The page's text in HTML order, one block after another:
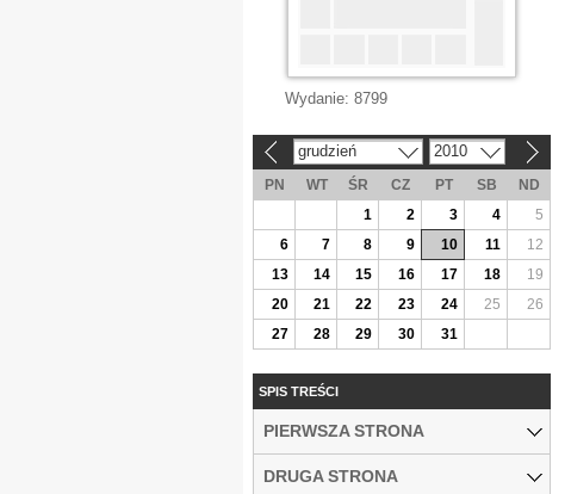
Wydanie: 8799
grudzień 2010
PN WT ŚR CZ PT SB
ND
1
2 3 4
5
6
7 8 9 10 11
12
13
14 15 16 17 18
19
20
21 22 23 24 25
26
27
28 29 30 31
SPIS TREŚCI
PIERWSZA STRONA
DRUGA STRONA